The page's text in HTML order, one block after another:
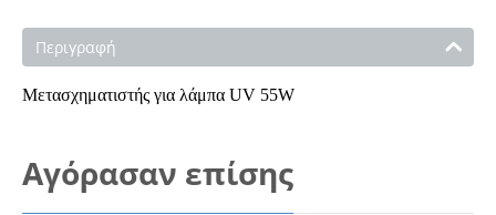
Περιγραφή
Mετασχηματιστής για λάμπα UV 55W
Αγόρασαν επίσης